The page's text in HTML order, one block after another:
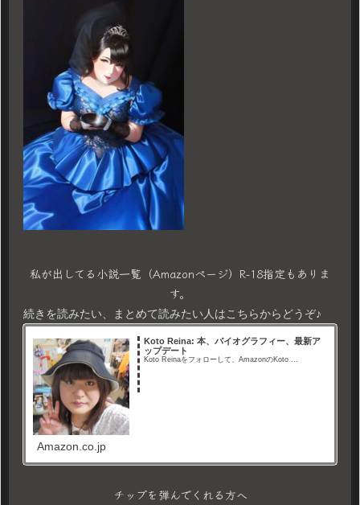
私が出してる小説一覧（Amazonページ）R-18指定もありま
す。
続きを読みたい、まとめて読みたい人はこちらからどうぞ♪
Koto Reina: 本、バイオグラフィー、最新ア
ップデート
Koto Reinaをフォローして、AmazonのKoto ...
Amazon.co.jp
チップを弾んでくれる方へ